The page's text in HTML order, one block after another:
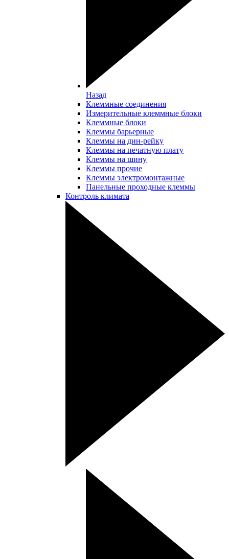
Назад
Клеммные соединения
Измерительные клеммные блоки
Клеммные блоки
Клеммы барьерные
Клеммы на дин-рейку
Клеммы на печатную плату
Клеммы на шину
Клеммы прочие
Клеммы электромонтажные
Панельные проходные клеммы
Контроль климата